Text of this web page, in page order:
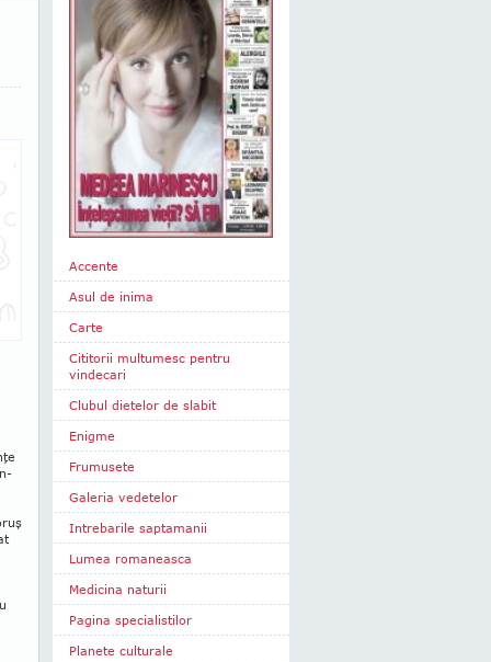
Accente
Asul de inima
Carte
Cititorii multumesc pentru
vindecari
Clubul dietelor de slabit
Enigme
Frumusete
Galeria vedetelor
Intrebarile saptamanii
Lumea romaneasca
Medicina naturii
Pagina specialistilor
Planete culturale